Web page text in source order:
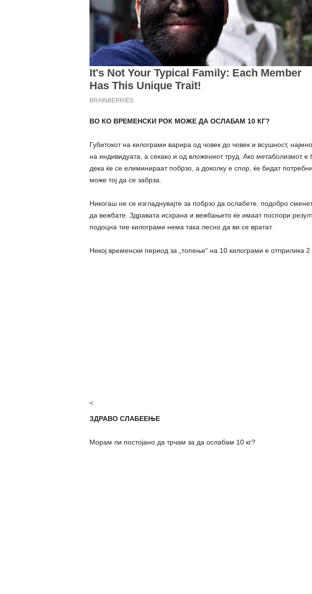
ВО КО ВРЕМЕНСКИ РОК МОЖЕ ДА ОСЛАБАМ 10 КГ?
Губитокот на килограми варира од човек до човек и всушност,
на индивидуата, а секако и од вложениот труд. Ако метаболизмот е
дека ќе се елиминираат побрзо, а доколку е спор, ќе бидат
може тој да се забрза.
Никогаш не се изгладнувајте за побрзо да ослабете, подобро
да вежбате. Здравата исхрана и вежбањето ќе имаат поспори
подоцна тие килограми нема така лесно да ви се вратат.
Некој временски период за „топење“ на 10 килограми е отприлика
<
ЗДРАВО СЛАБЕЕЊЕ
Морам ли постојано да трчам за да ослабам 10 кг?